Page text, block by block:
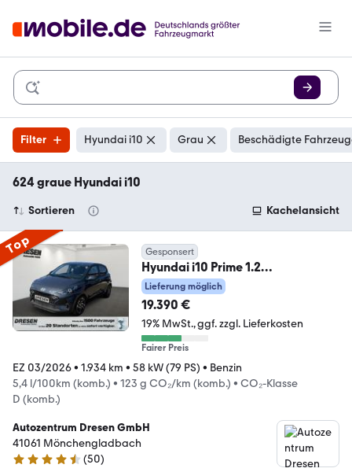
Filter Hyundai i10 Grau Beschädigte
624 graue Hyundai i10
Sortieren Kachelansicht
Top Gesponsert
Hyundai i10 Prime 1.2
Navigation*Kamera*Sitzheizung*
Klim
Lieferung möglich
19.390 €
19% MwSt. ggf. zzgl. Lieferkosten
Fairer Preis
EZ 03/2026• 1.934 km • 58 kW (79 PS) • Benzin
5,4 l/100km (komb.) • 123 g CO₂/km (komb.) • CO₂-Klasse
D (komb.)
Autozentrum Dresen GmbH
41061 Mönchengladbach
4.3 Sterne
(50)